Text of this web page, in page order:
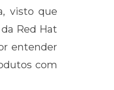
visto que
Red Hat
entender
com